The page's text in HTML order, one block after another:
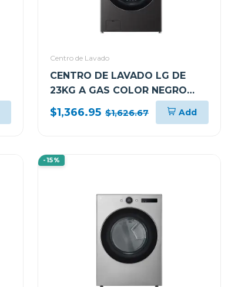
Centro de Lavado
CENTRO DE LAVADO LG DE
23KG A GAS COLOR NEGRO
WM23B/DF74B
$1,366.95 $1,626.67 Add
-15%